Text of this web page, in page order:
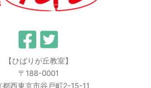
【ひばりが丘教室】
〒188-0001
都西東京市谷戸町2-15-11